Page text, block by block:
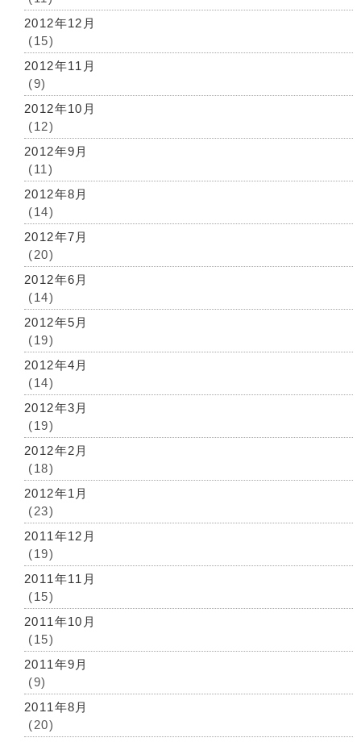
2012年12月
(15)
2012年11月
(9)
2012年10月
(12)
2012年9月
(11)
2012年8月
(14)
2012年7月
(20)
2012年6月
(14)
2012年5月
(19)
2012年4月
(14)
2012年3月
(19)
2012年2月
(18)
2012年1月
(23)
2011年12月
(19)
2011年11月
(15)
2011年10月
(15)
2011年9月
(9)
2011年8月
(20)